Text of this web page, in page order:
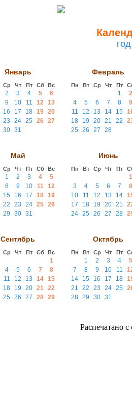
Январь
Ср Чт Пт Сб Вс
2 3 4 5
6
9 10 11 12 13
16 17 18 19 20
23 24 25 26 27
30 31
Февраль
Пн Вт Ср Чт Пт
1
2
4
5 6 7 8
9
11
12 13 14 15
18
19 20 21 22
25
26 27 28
Май
Ср Чт Пт Сб Вс
1 2 3 4
5
8 9 10 11
12
15 16 17 18 19
22 23 24 25 26
29 30 31
Июнь
Пн Вт Ср Чт Пт
1
3
4 5 6 7
8
10
11 12 13 14
17
18 19 20 21
24 25 26 27 28
Сентябрь
Ср Чт Пт Сб Вс
1
4 5 6 7
8
11 12 13 14 15
18 19 20 21 22
25 26 27 28 29
Октябрь
Пн Вт Ср Чт Пт
1 2 3 4
5
7
8 9 10 11
14
15 16 17 18
21
22 23 24 25
28 29 30 31
Распечатано с